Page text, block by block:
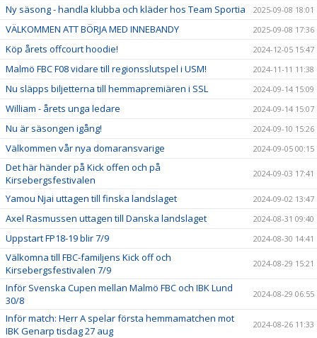
Ny säsong - handla klubba och kläder hos Team Sportia 2025-09-08 18:01
VÄLKOMMEN ATT BÖRJA MED INNEBANDY 2025-09-08 17:36
Köp årets offcourt hoodie! 2024-12-05 15:47
Malmö FBC F08 vidare till regionsslutspel i USM! 2024-11-11 11:38
Nu släpps biljetterna till hemmapremiären i SSL 2024-09-14 15:09
William - årets unga ledare 2024-09-14 15:07
Nu är säsongen igång! 2024-09-10 15:26
Välkommen vår nya domaransvarige 2024-09-05 00:15
Det här händer på Kick offen och på
Kirsebergsfestivalen
2024-09-03 17:41
Yamou Njai uttagen till finska landslaget 2024-09-02 13:47
Axel Rasmussen uttagen till Danska landslaget 2024-08-31 09:40
Uppstart FP18-19 blir 7/9 2024-08-30 14:41
Välkomna till FBC-familjens Kick off och
Kirsebergsfestivalen 7/9
2024-08-29 15:21
Inför Svenska Cupen mellan Malmö FBC och IBK Lund
30/8
2024-08-29 06:55
Inför match: Herr A spelar första hemmamatchen mot
IBK Genarp tisdag 27 aug
2024-08-26 11:33